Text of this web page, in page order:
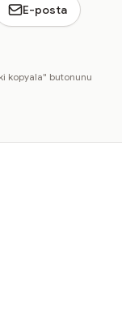
E-posta
kopyala" butonunu